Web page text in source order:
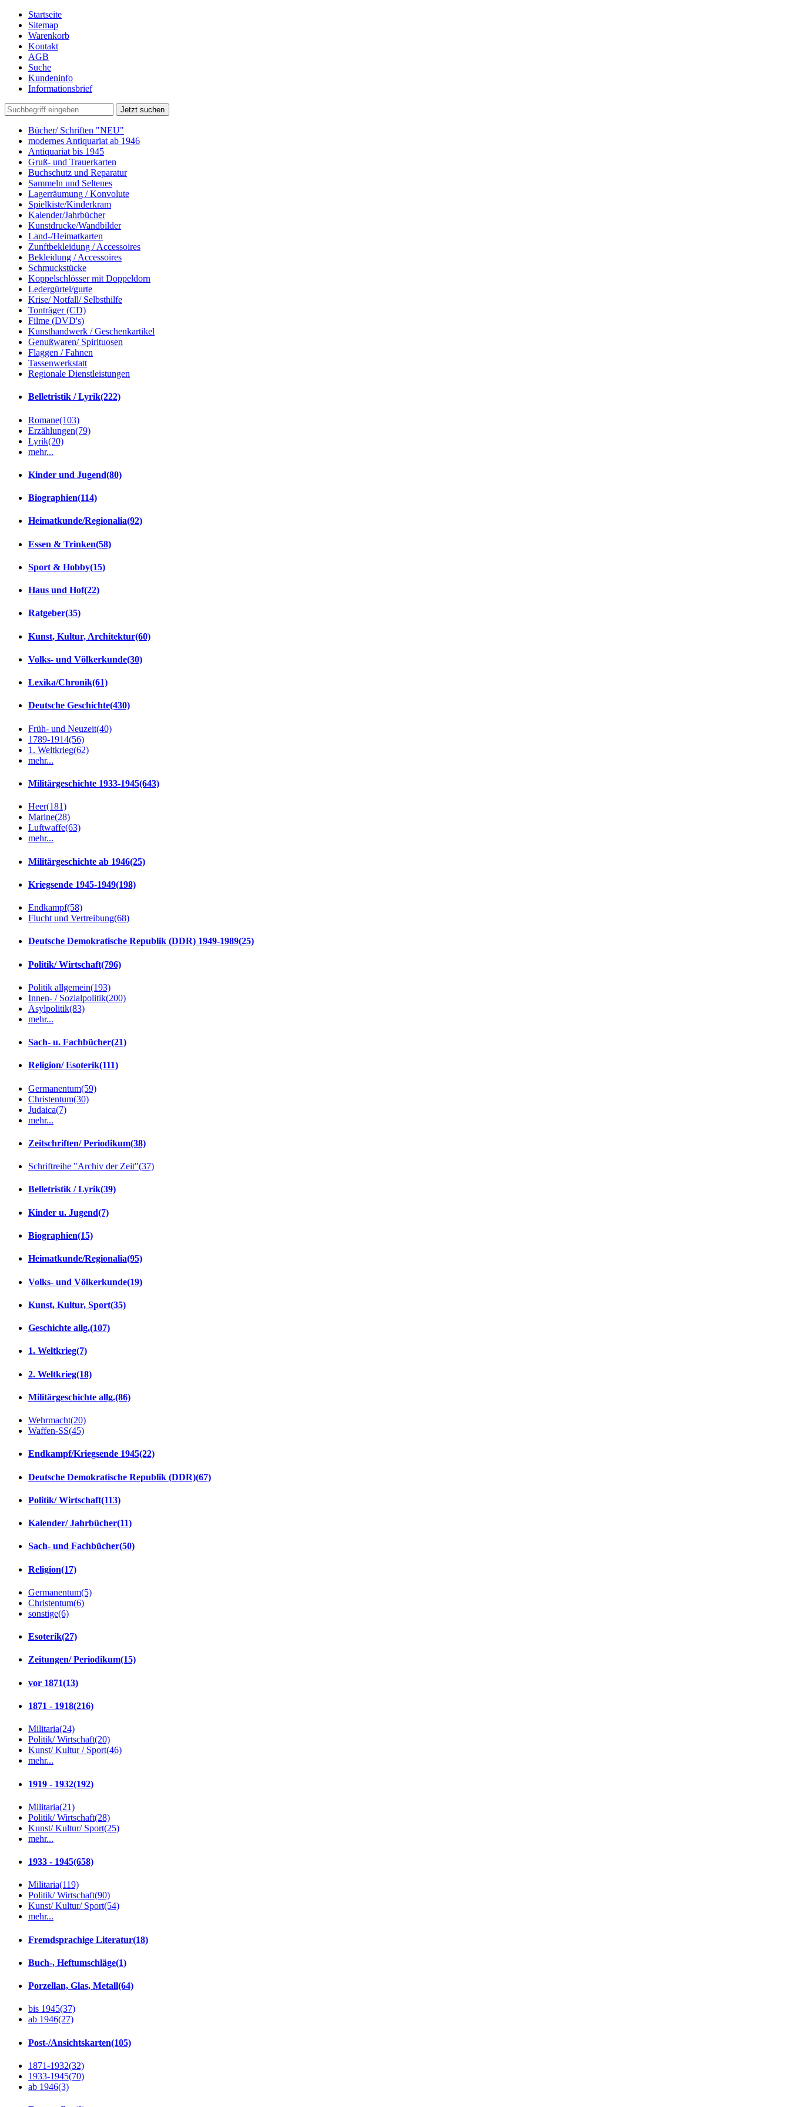
Startseite
Sitemap
Warenkorb
Kontakt
AGB
Suche
Kundeninfo
Informationsbrief
Jetzt suchen
Bücher/ Schriften "NEU"
modernes Antiquariat ab 1946
Antiquariat bis 1945
Gruß- und Trauerkarten
Buchschutz und Reparatur
Sammeln und Seltenes
Lagerräumung / Konvolute
Spielkiste/Kinderkram
Kalender/Jahrbücher
Kunstdrucke/Wandbilder
Land-/Heimatkarten
Zunftbekleidung / Accessoires
Bekleidung / Accessoires
Schmuckstücke
Koppelschlösser mit Doppeldorn
Ledergürtel/gurte
Krise/ Notfall/ Selbsthilfe
Tonträger (CD)
Filme (DVD's)
Kunsthandwerk / Geschenkartikel
Genußwaren/ Spirituosen
Flaggen / Fahnen
Tassenwerkstatt
Regionale Dienstleistungen
Belletristik / Lyrik(222)
Romane(103)
Erzählungen(79)
Lyrik(20)
mehr...
Kinder und Jugend(80)
Biographien(114)
Heimatkunde/Regionalia(92)
Essen & Trinken(58)
Sport & Hobby(15)
Haus und Hof(22)
Ratgeber(35)
Kunst, Kultur, Architektur(60)
Volks- und Völkerkunde(30)
Lexika/Chronik(61)
Deutsche Geschichte(430)
Früh- und Neuzeit(40)
1789-1914(56)
1. Weltkrieg(62)
mehr...
Militärgeschichte 1933-1945(643)
Heer(181)
Marine(28)
Luftwaffe(63)
mehr...
Militärgeschichte ab 1946(25)
Kriegsende 1945-1949(198)
Endkampf(58)
Flucht und Vertreibung(68)
Deutsche Demokratische Republik (DDR) 1949-1989(25)
Politik/ Wirtschaft(796)
Politik allgemein(193)
Innen- / Sozialpolitik(200)
Asylpolitik(83)
mehr...
Sach- u. Fachbücher(21)
Religion/ Esoterik(111)
Germanentum(59)
Christentum(30)
Judaica(7)
mehr...
Zeitschriften/ Periodikum(38)
Schriftreihe "Archiv der Zeit"(37)
Belletristik / Lyrik(39)
Kinder u. Jugend(7)
Biographien(15)
Heimatkunde/Regionalia(95)
Volks- und Völkerkunde(19)
Kunst, Kultur, Sport(35)
Geschichte allg.(107)
1. Weltkrieg(7)
2. Weltkrieg(18)
Militärgeschichte allg.(86)
Wehrmacht(20)
Waffen-SS(45)
Endkampf/Kriegsende 1945(22)
Deutsche Demokratische Republik (DDR)(67)
Politik/ Wirtschaft(113)
Kalender/ Jahrbücher(11)
Sach- und Fachbücher(50)
Religion(17)
Germanentum(5)
Christentum(6)
sonstige(6)
Esoterik(27)
Zeitungen/ Periodikum(15)
vor 1871(13)
1871 - 1918(216)
Militaria(24)
Politik/ Wirtschaft(20)
Kunst/ Kultur / Sport(46)
mehr...
1919 - 1932(192)
Militaria(21)
Politik/ Wirtschaft(28)
Kunst/ Kultur/ Sport(25)
mehr...
1933 - 1945(658)
Militaria(119)
Politik/ Wirtschaft(90)
Kunst/ Kultur/ Sport(54)
mehr...
Fremdsprachige Literatur(18)
Buch-, Heftumschläge(1)
Porzellan, Glas, Metall(64)
bis 1945(37)
ab 1946(27)
Post-/Ansichtskarten(105)
1871-1932(32)
1933-1945(70)
ab 1946(3)